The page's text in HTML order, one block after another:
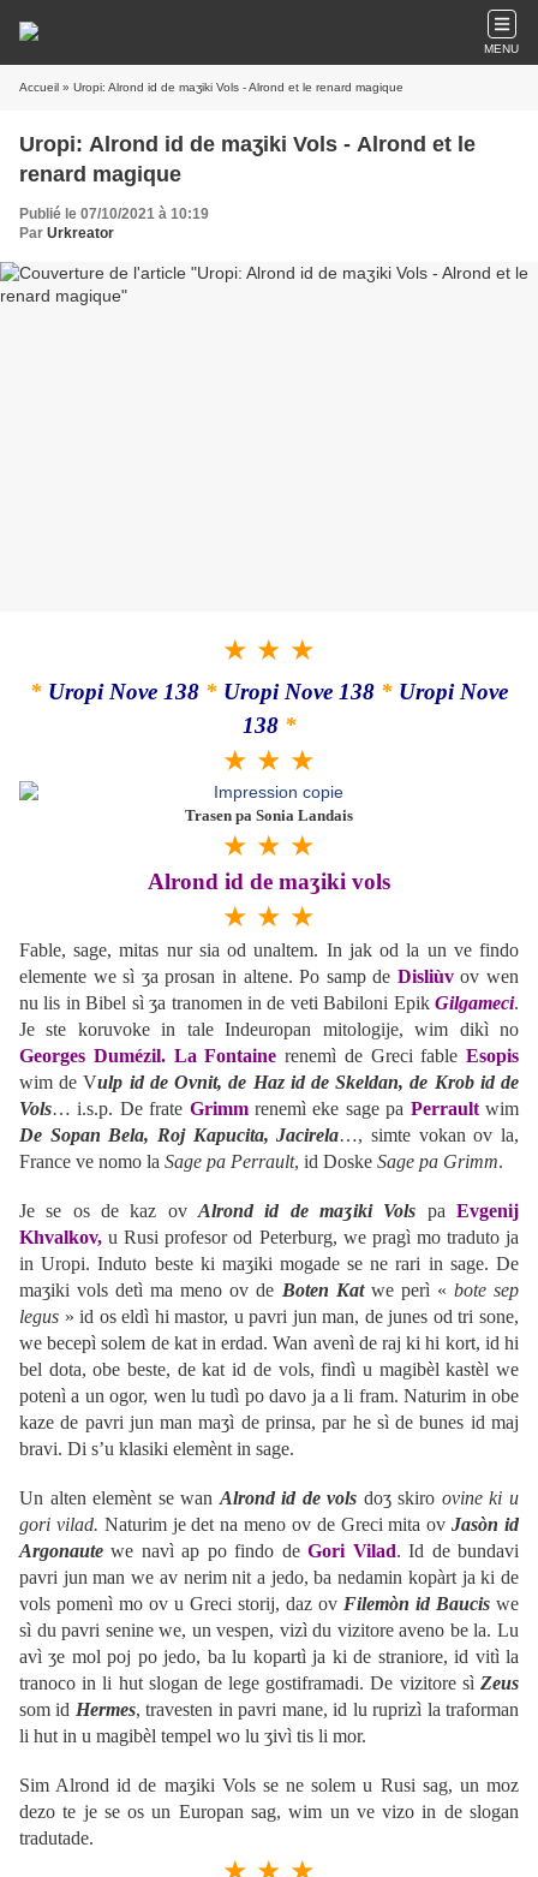
MENU
Accueil » Uropi: Alrond id de maʒiki Vols - Alrond et le renard magique
Uropi: Alrond id de maʒiki Vols - Alrond et le
renard magique
Publié le 07/10/2021 à 10:19
Par Urkreator
★ ★ ★
* Uropi Nove 138 * Uropi Nove 138 * Uropi Nove
138 *
★ ★ ★
Trasen pa Sonia Landais
★ ★ ★
Alrond id de maʒiki vols
★ ★ ★
Fable, sage, mitas nur sia od unaltem. In jak od la un ve findo
elemente we sì ʒa prosan in altene. Po samp de Disliùvov wen
nu lis in Bibel sì ʒa tranomen in de veti Babiloni Epik Gilgameci.
Je ste koruvoke in tale Indeuropan mitologije, wim dikì no
Georges Dumézil. La Fontaine renemì de Greci fable Esopis
wim de Vulp id de Ovnit, de Haz id de Skeldan, de Krob id de
Vols… i.s.p. De frate Grimmrenemì eke sage pa Perraultwim
De Sopan Bela, Roj Kapucita, Jacirela…, simte vokan ov la,
France ve nomo la Sage pa Perrault, id Doske Sage pa Grimm.
Je se os de kaz ov Alrond id de maʒiki Vols paEvgenij
Khvalkov, u Rusi profesor od Peterburg, we pragì mo traduto ja
in Uropi. Induto beste ki maʒiki mogade se ne rari in sage. De
maʒiki vols detì ma meno ov de Boten Kat we perì « bote sep
legus » id os eldì hi mastor, u pavri jun man, de junes od tri sone,
we becepì solem de kat in erdad. Wan avenì de raj ki hi kort, id hi
bel dota, obe beste, de kat id de vols, findì u magibèl kastèl we
potenì a un ogor, wen lu tudì po davo ja a li fram. Naturim in obe
kaze de pavri jun man maʒì de prinsa, par he sì de bunes id maj
bravi. Di s’u klasiki elemènt in sage.
Un alten elemènt se wan Alrond id de vols doʒ skiro ovine ki u
gori vilad. Naturim je det na meno ov de Greci mita ovJasòn id
Argonaute we navì ap po findo deGori Vilad. Id de bundavi
pavri jun man we av nerim nit a jedo, ba nedamin kopàrt ja ki de
vols pomenì mo ov u Greci storij, daz ov Filemòn id Baucis we
sì du pavri senine we, un vespen, vizì du vizitore aveno be la. Lu
avì ʒe mol poj po jedo, ba lu kopartì ja ki de straniore, id vitì la
tranoco in li hut slogan de lege gostiframadi. De vizitore sì Zeus
som id Hermes, travesten in pavri mane, id lu ruprizì la traforman
li hut in u magibèl tempel wo lu ʒivì tis li mor.
Sim Alrond id de maʒiki Vols se ne solem u Rusi sag, un moz
dezo te je se os un Europan sag, wim un ve vizo in de slogan
tradutade.